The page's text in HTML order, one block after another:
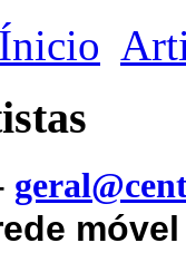
Ínicio